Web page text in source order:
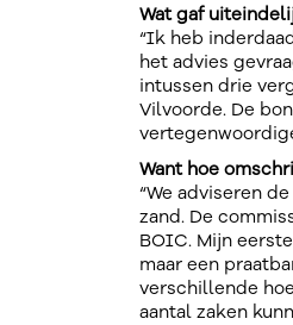
Wat gaf
“Ik heb
het advies
intussen drie
Vilvoorde. De
Want hoe
“We adviseren
zand. De
BOIC. Mijn
maar een
verschillende
aantal zaken